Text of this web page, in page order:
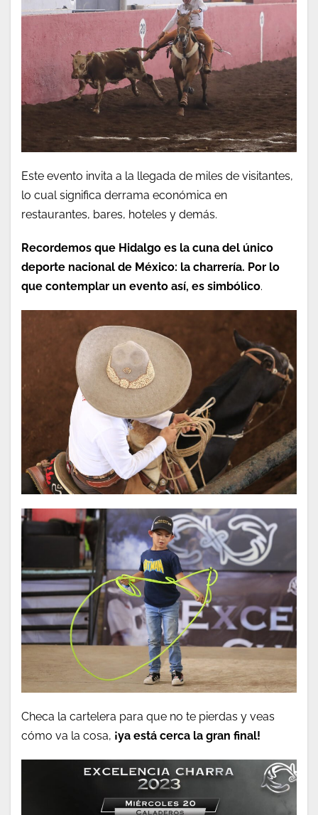
Este evento invita a la llegada de miles de visitantes,
lo cual significa derrama económica en
restaurantes, bares, hoteles y demás.
Recordemos que Hidalgo es la cuna del único
deporte nacional de México: la charrería. Por lo
que contemplar un evento así, es simbólico.
Checa la cartelera para que no te pierdas y veas
cómo va la cosa, ¡ya está cerca la gran final!